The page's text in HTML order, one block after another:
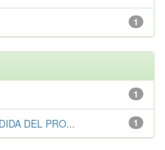
1
1
1
DEL PRO...